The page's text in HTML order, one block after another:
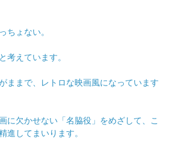
ちょない。
考えています。
ままで、レトロな映画風になっています
に欠かせない「名脇役」をめざして、こ
進してまいります。